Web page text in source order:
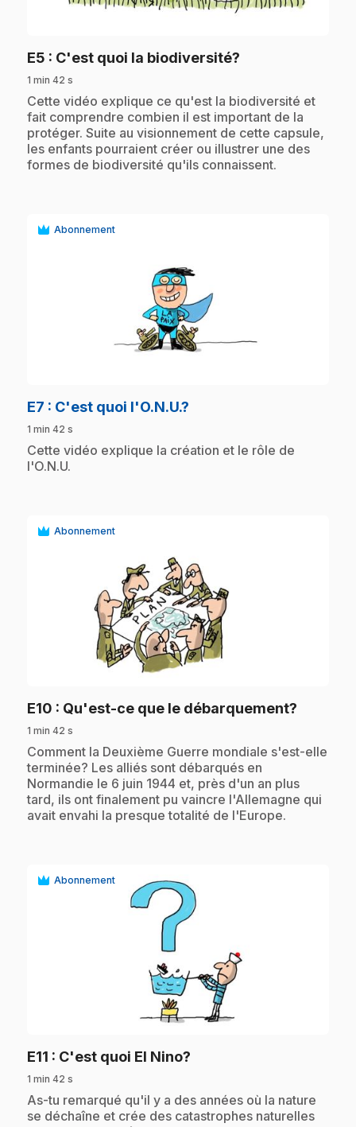
E5 : C'est quoi la biodiversité?
1 min 42 s
.Cette vidéo explique ce qu'est la biodiversité et
fait comprendre combien il est important de la
protéger. Suite au visionnement de cette capsule,
les enfants pourraient créer ou illustrer une des
formes de biodiversité qu'ils connaissent.
Abonnement
E7 : C'est quoi l'O.N.U.?
1 min 42 s
.Cette vidéo explique la création et le rôle de
l'O.N.U.
Abonnement
E10 : Qu'est-ce que le débarquement?
1 min 42 s
.Comment la Deuxième Guerre mondiale s'est-elle
terminée? Les alliés sont débarqués en
Normandie le 6 juin 1944 et, près d'un an plus
tard, ils ont finalement pu vaincre l'Allemagne qui
avait envahi la presque totalité de l'Europe.
Abonnement
E11 : C'est quoi El Nino?
1 min 42 s
.As-tu remarqué qu'il y a des années où la nature
se déchaîne et crée des catastrophes naturelles